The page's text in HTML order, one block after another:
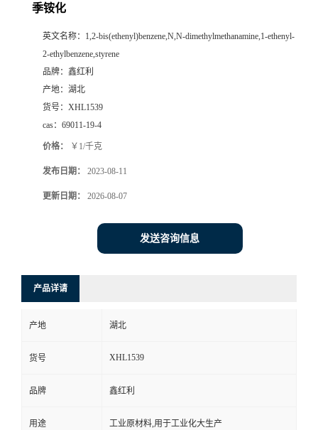
季铵化
英文名称： 1,2-bis(ethenyl)benzene,N,N-dimethylmethanamine,1-ethenyl-
2-ethylbenzene,styrene
品牌： 鑫红利
产地： 湖北
货号： XHL1539
cas： 69011-19-4
价格： ￥1/千克
发布日期： 2023-08-11
更新日期： 2026-08-07
发送咨询信息
产品详请
产地 湖北
货号 XHL1539
品牌 鑫红利
用途 工业原材料,用于工业化大生产